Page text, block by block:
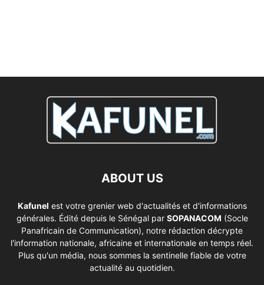
ABOUT US
Kafunel est votre grenier web d'actualités et d'informations
générales. Édité depuis le Sénégal par SOPANACOM (Socle
Panafricain de Communication), notre rédaction décrypte
l'information nationale, africaine et internationale en temps réel.
Plus qu'un média, nous sommes la sentinelle fiable de votre
actualité au quotidien.